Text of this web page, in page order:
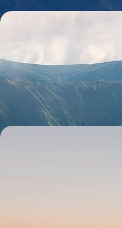
La diversité naturelle de la plus
cascades, lacs et geysers
8 jours, de 1900 à 3000 €